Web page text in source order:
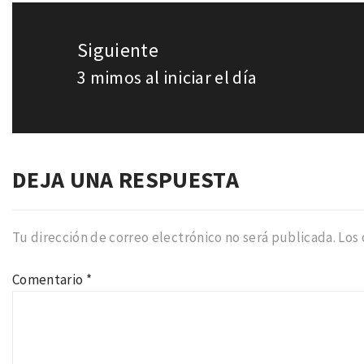
Siguiente
Entrada
3 mimos al iniciar el día
DEJA UNA RESPUESTA
Tu dirección de correo electrónico no será publicada. Los
Comentario *